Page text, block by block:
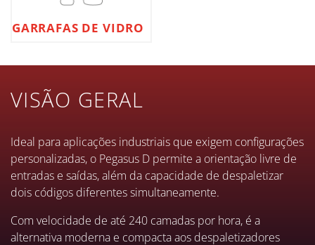
GARRAFAS DE VIDRO
VISÃO GERAL
Ideal para aplicações industriais que exigem configurações
personalizadas, o Pegasus D permite a orientação livre de
entradas e saídas, além da capacidade de despaletizar
dois códigos diferentes simultaneamente.
Com velocidade de até 240 camadas por hora, é a
alternativa moderna e compacta aos despaletizadores